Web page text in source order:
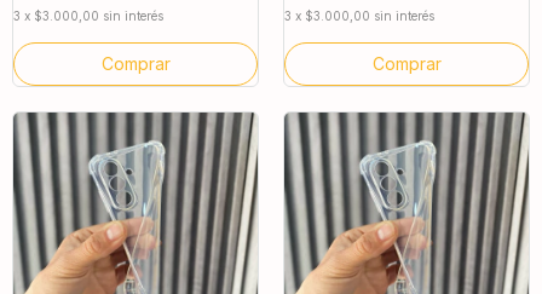
3 x $3.000,00 sin interés 3 x $3.000,00 sin interés